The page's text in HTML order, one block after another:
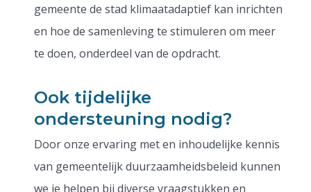
gemeente de stad klimaatadaptief kan inrichten
en hoe de samenleving te stimuleren om meer
te doen, onderdeel van de opdracht.
Ook tijdelijke
ondersteuning nodig?
Door onze ervaring met en inhoudelijke kennis
van gemeentelijk duurzaamheidsbeleid kunnen
we je helpen bij diverse vraagstukken en